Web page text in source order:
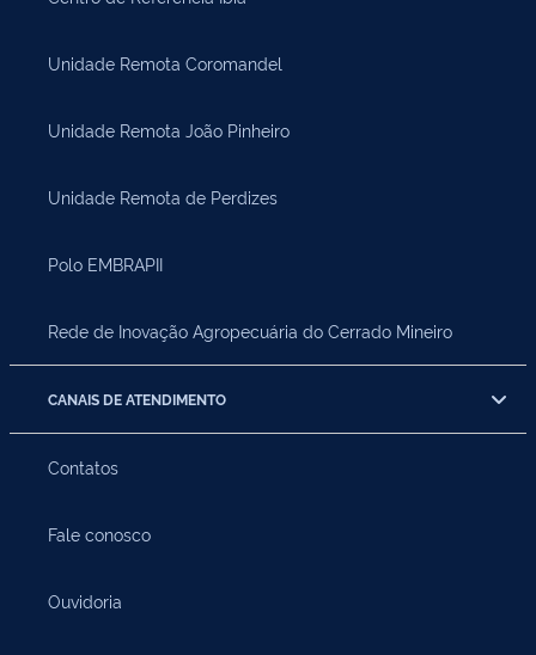
Unidade Remota Coromandel
Unidade Remota João Pinheiro
Unidade Remota de Perdizes
Polo EMBRAPII
Rede de Inovação Agropecuária do Cerrado Mineiro
CANAIS DE ATENDIMENTO
Contatos
Fale conosco
Ouvidoria